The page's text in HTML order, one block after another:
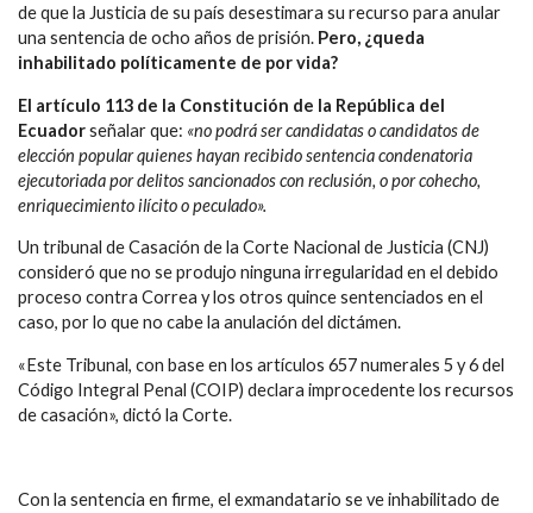
de que la Justicia de su país desestimara su recurso para anular
una sentencia de ocho años de prisión. Pero, ¿queda
inhabilitado políticamente de por vida?
El artículo 113 de la Constitución de la República del
Ecuadorseñalar que: «no podrá ser candidatas o candidatos de
elección popular quienes hayan recibido sentencia condenatoria
ejecutoriada por delitos sancionados con reclusión, o por cohecho,
enriquecimiento ilícito o peculado».
Un tribunal de Casación de la Corte Nacional de Justicia (CNJ)
consideró que no se produjo ninguna irregularidad en el debido
proceso contra Correa y los otros quince sentenciados en el
caso, por lo que no cabe la anulación del dictámen.
«Este Tribunal, con base en los artículos 657 numerales 5 y 6 del
Código Integral Penal (COIP) declara improcedente los recursos
de casación», dictó la Corte.
Con la sentencia en firme, el exmandatario se ve inhabilitado de